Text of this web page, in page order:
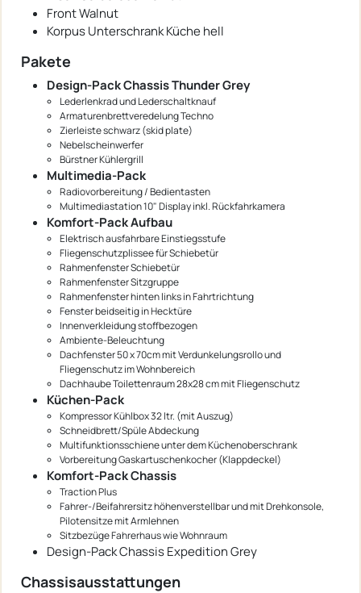
Front Walnut
Korpus Unterschrank Küche hell
Pakete
Design-Pack Chassis Thunder Grey
Lederlenkrad und Lederschaltknauf
Armaturenbrettveredelung Techno
Zierleiste schwarz (skid plate)
Nebelscheinwerfer
Bürstner Kühlergrill
Multimedia-Pack
Radiovorbereitung / Bedientasten
Multimediastation 10" Display inkl. Rückfahrkamera
Komfort-Pack Aufbau
Elektrisch ausfahrbare Einstiegsstufe
Fliegenschutzplissee für Schiebetür
Rahmenfenster Schiebetür
Rahmenfenster Sitzgruppe
Rahmenfenster hinten links in Fahrtrichtung
Fenster beidseitig in Hecktüre
Innenverkleidung stoffbezogen
Ambiente-Beleuchtung
Dachfenster 50 x 70cm mit Verdunkelungsrollo und
Fliegenschutz im Wohnbereich
Dachhaube Toilettenraum 28x28 cm mit Fliegenschutz
Küchen-Pack
Kompressor Kühlbox 32 ltr. (mit Auszug)
Schneidbrett/Spüle Abdeckung
Multifunktionsschiene unter dem Küchenoberschrank
Vorbereitung Gaskartuschenkocher (Klappdeckel)
Komfort-Pack Chassis
Traction Plus
Fahrer-/Beifahrersitz höhenverstellbar und mit Drehkonsole,
Pilotensitze mit Armlehnen
Sitzbezüge Fahrerhaus wie Wohnraum
Design-Pack Chassis Expedition Grey
Chassisausstattungen